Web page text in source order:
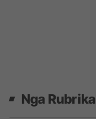
Nga Rubrika